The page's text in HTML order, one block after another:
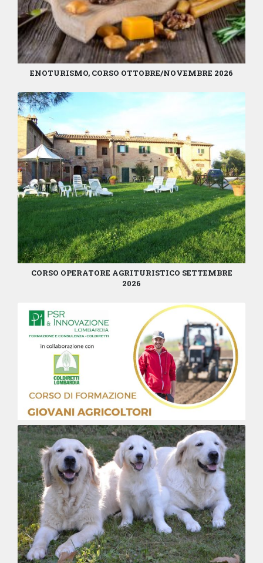
ENOTURISMO, CORSO OTTOBRE/NOVEMBRE 2026
CORSO OPERATORE AGRITURISTICO SETTEMBRE
2026